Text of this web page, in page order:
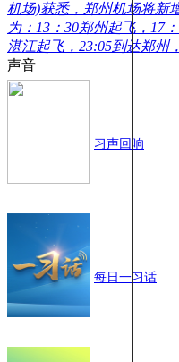
机场)获悉，郑州机场将新
为：13：30郑州起飞，17
湛江起飞，23:05到达郑州
声音
习声回响
每日一习话